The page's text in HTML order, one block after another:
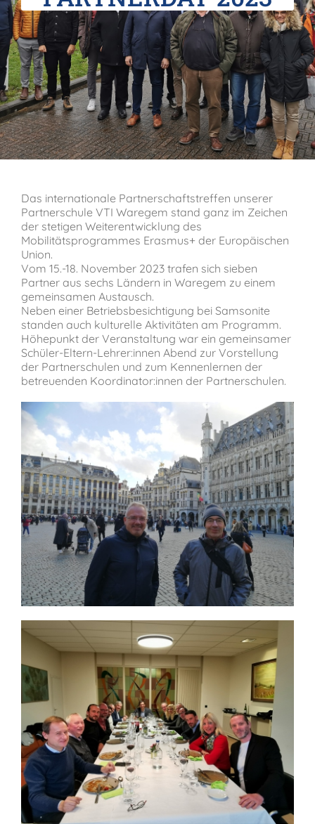
Verein der Freunde
Jobs
Absolventenverband
Das internationale Partnerschaftstreffen unserer
Partnerschule VTI Waregem stand ganz im Zeichen
der stetigen Weiterentwicklung des
Mobilitätsprogrammes Erasmus+ der Europäischen
Union.
Vom 15.-18. November 2023 trafen sich sieben
Partner aus sechs Ländern in Waregem zu einem
gemeinsamen Austausch.
Neben einer Betriebsbesichtigung bei Samsonite
standen auch kulturelle Aktivitäten am Programm.
Höhepunkt der Veranstaltung war ein gemeinsamer
Schüler-Eltern-Lehrer:innen Abend zur Vorstellung
der Partnerschulen und zum Kennenlernen der
betreuenden Koordinator:innen der Partnerschulen.